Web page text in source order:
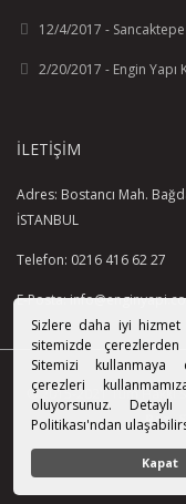
Sizlere daha iyi
sitemizde çerezlerden
Sitemizi kullanmaya
çerezleri
oluyorsunuz.
Politikası'ndan
Kapat
12/4/2017 - Sancaktepe
2/20/2017 - Engin
İLETIŞIM
Adres: Bostancı Mah.
İSTANBUL
Telefon: 0216 416 62 27
E-Posta:
© 2015-2021 Tüm Hakkı
Paz.